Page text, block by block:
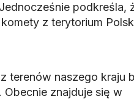
podkreśla,
z terytorium
terenów naszego kraju
Obecnie znajduje się w